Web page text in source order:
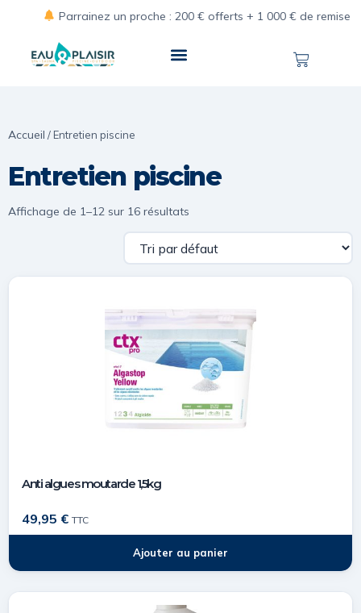
Parrainez un proche : 200 € offerts + 1 000 € de remise pour
Accueil / Entretien piscine
Entretien piscine
Affichage de 1–12 sur 16 résultats
Anti algues moutarde 1,5kg
49,95 € TTC
Ajouter au panier